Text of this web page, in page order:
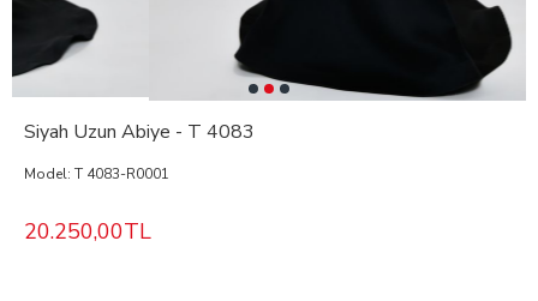
Siyah Uzun Abiye - T 4083
20.250,00TL
Model: T 4083-R0001